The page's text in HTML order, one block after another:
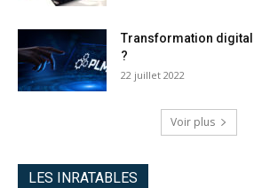
Transformation
?
22 juillet 2022
Voir plus
LES INRATABLES